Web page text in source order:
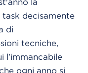
la
decisamente
di
tecniche,
l'immancabile
ogni anno si